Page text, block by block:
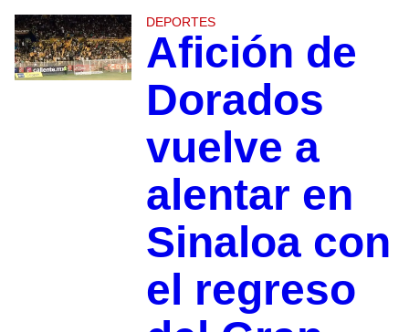
DEPORTES
Afición de
Dorados
vuelve a
alentar en
Sinaloa con
el regreso